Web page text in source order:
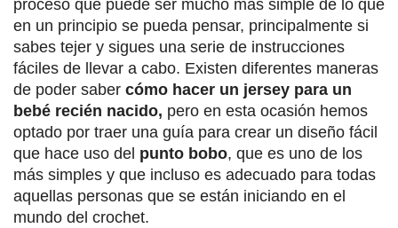
proceso que puede ser mucho más simple de lo que
en un principio se pueda pensar, principalmente si
sabes tejer y sigues una serie de instrucciones
fáciles de llevar a cabo. Existen diferentes maneras
de poder saber cómo hacer un jersey para un
bebé recién nacido, pero en esta ocasión hemos
optado por traer una guía para crear un diseño fácil
que hace uso del punto bobo, que es uno de los
más simples y que incluso es adecuado para todas
aquellas personas que se están iniciando en el
mundo del crochet.